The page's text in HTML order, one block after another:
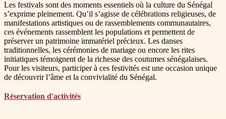
Les festivals sont des moments essentiels où la culture du Sénégal
s’exprime pleinement. Qu’il s’agisse de célébrations religieuses, de
manifestations artistiques ou de rassemblements communautaires,
ces événements rassemblent les populations et permettent de
préserver un patrimoine immatériel précieux. Les danses
traditionnelles, les cérémonies de mariage ou encore les rites
initiatiques témoignent de la richesse des coutumes sénégalaises.
Pour les visiteurs, participer à ces festivités est une occasion unique
de découvrir l’âme et la convivialité du Sénégal.
Réservation d'activités